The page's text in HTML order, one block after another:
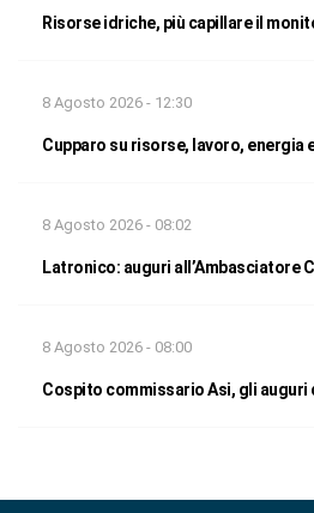
Risorse idriche, più capillare il
8 Agosto 2026 - 12:30
Cupparo su risorse, lavoro, energia
8 Agosto 2026 - 08:02
Latronico: auguri all’Ambasciatore
8 Agosto 2026 - 08:00
Cospito commissario Asi, gli auguri